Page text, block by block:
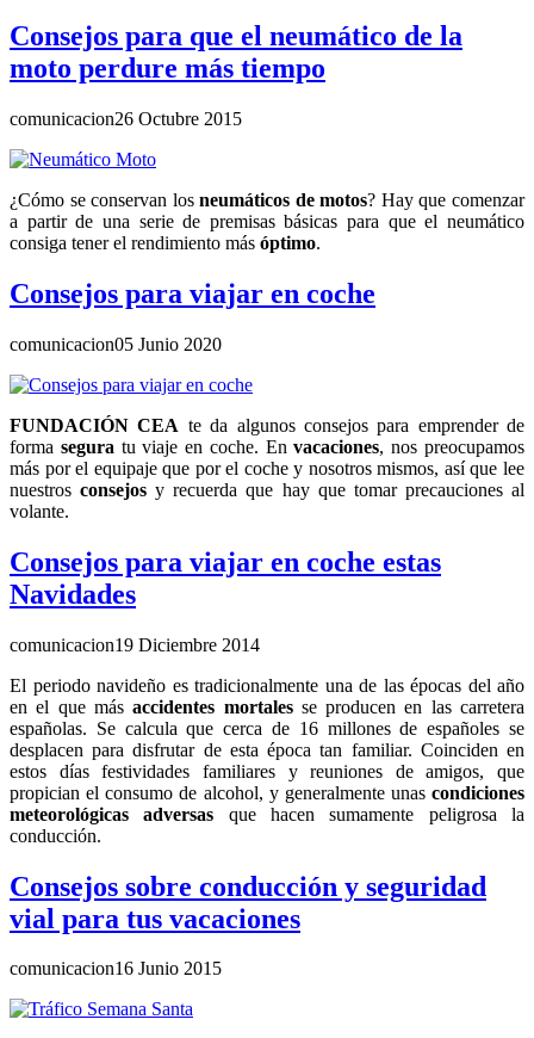
Consejos para que el neumático de la
moto perdure más tiempo
comunicacion26 Octubre 2015
¿Cómo se conservan losneumáticos de motos? Hay que comenzar
a partir de una serie de premisas básicas para que el neumático
consiga tener el rendimiento más óptimo.
Consejos para viajar en coche
comunicacion05 Junio 2020
FUNDACIÓN CEA te da algunos consejos para emprender de
forma segura tu viaje en coche. Envacaciones, nos preocupamos
más por el equipaje que por el coche y nosotros mismos, así que lee
nuestrosconsejos y recuerda que hay que tomar precauciones al
volante.
Consejos para viajar en coche estas
Navidades
comunicacion19 Diciembre 2014
El periodo navideño es tradicionalmente una de las épocas del año
en el que másaccidentes mortalesse producen en las carretera
españolas. Se calcula que cerca de 16 millones de españoles se
desplacen para disfrutar de esta época tan familiar. Coinciden en
estos días festividades familiares y reuniones de amigos, que
propician el consumo de alcohol, y generalmente unas condiciones
meteorológicas adversas que hacen sumamente peligrosa la
conducción.
Consejos sobre conducción y seguridad
vial para tus vacaciones
comunicacion16 Junio 2015